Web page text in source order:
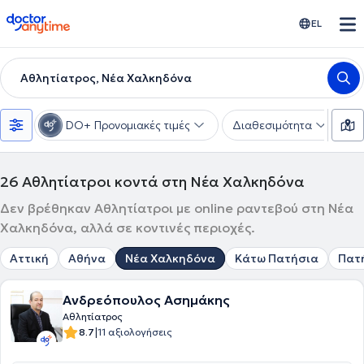
doctoranytime EL
Αθλητίατρος, Νέα Χαλκηδόνα
DO+ Προνομιακές τιμές Διαθεσιμότητα
26 Αθλητίατροι κοντά στη Νέα Χαλκηδόνα
Δεν βρέθηκαν Αθλητίατροι με online ραντεβού στη Νέα
Χαλκηδόνα, αλλά σε κοντινές περιοχές.
Αττική Αθήνα Νέα Χαλκηδόνα Κάτω Πατήσια
Ανδρεόπουλος Ασημάκης
Αθλητίατρος
8.7|11 αξιολογήσεις